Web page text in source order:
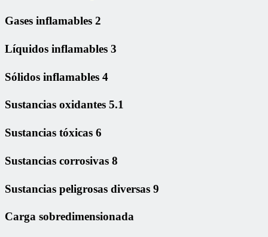
Gases inflamables 2
Líquidos inflamables 3
Sólidos inflamables 4
Sustancias oxidantes 5.1
Sustancias tóxicas 6
Sustancias corrosivas 8
Sustancias peligrosas diversas 9
Carga sobredimensionada